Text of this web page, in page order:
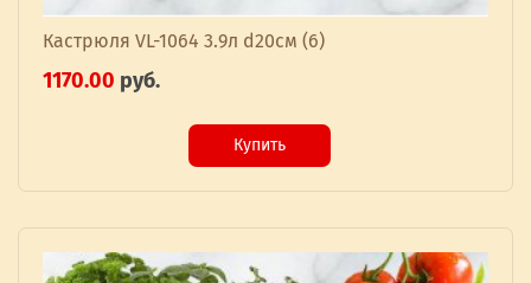
Кастрюля VL-1064 3.9л d20см (6)
1170.00 руб.
Купить